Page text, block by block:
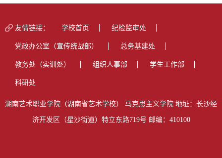
友情链接： 学校首页 纪检监审处
党政办公室（宣传统战部） 总务基建处
教务处（实训处） 组织人事部 学生工作部
科研处
湖南艺术职业学院（湖南省艺术学校） 马克思主义学院 地址：长沙经
济开发区（星沙街道）特立东路719号 邮编：410100